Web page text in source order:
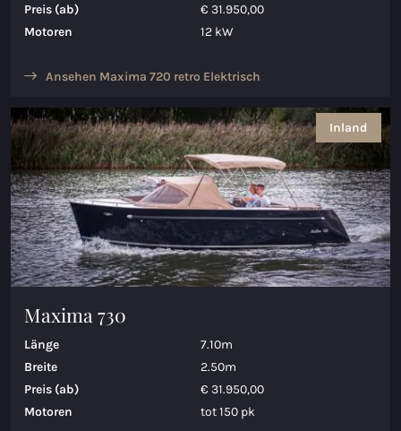
Preis (ab)
€ 31.950,00
Motoren
12 kW
Ansehen Maxima 720 retro Elektrisch
Maxima 730
Länge
7.10m
Breite
2.50m
Preis (ab)
€ 31.950,00
Motoren
tot 150 pk
Inland